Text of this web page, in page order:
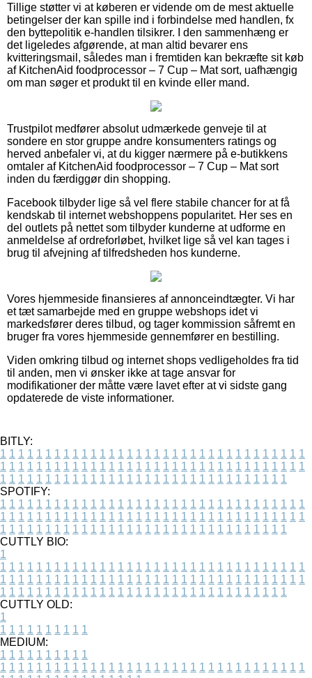
Tillige støtter vi at køberen er vidende om de mest aktuelle
betingelser der kan spille ind i forbindelse med handlen, fx
den byttepolitik e-handlen tilsikrer. I den sammenhæng er
det ligeledes afgørende, at man altid bevarer ens
kvitteringsmail, således man i fremtiden kan bekræfte sit køb
af KitchenAid foodprocessor – 7 Cup – Mat sort, uafhængig
om man søger et produkt til en kvinde eller mand.
Trustpilot medfører absolut udmærkede genveje til at
sondere en stor gruppe andre konsumenters ratings og
herved anbefaler vi, at du kigger nærmere på e-butikkens
omtaler af KitchenAid foodprocessor – 7 Cup – Mat sort
inden du færdiggør din shopping.
Facebook tilbyder lige så vel flere stabile chancer for at få
kendskab til internet webshoppens popularitet. Her ses en
del outlets på nettet som tilbyder kunderne at udforme en
anmeldelse af ordreforløbet, hvilket lige så vel kan tages i
brug til afvejning af tilfredsheden hos kunderne.
Vores hjemmeside finansieres af annonceindtægter. Vi har
et tæt samarbejde med en gruppe webshops idet vi
markedsfører deres tilbud, og tager kommission såfremt en
bruger fra vores hjemmeside gennemfører en bestilling.
Viden omkring tilbud og internet shops vedligeholdes fra tid
til anden, men vi ønsker ikke at tage ansvar for
modifikationer der måtte være lavet efter at vi sidste gang
opdaterede de viste informationer.
BITLY:
1 1 1 1 1 1 1 1 1 1 1 1 1 1 1 1 1 1 1 1 1 1 1 1 1 1 1 1 1 1 1 1 1 1
1 1 1 1 1 1 1 1 1 1 1 1 1 1 1 1 1 1 1 1 1 1 1 1 1 1 1 1 1 1 1 1 1 1
1 1 1 1 1 1 1 1 1 1 1 1 1 1 1 1 1 1 1 1 1 1 1 1 1 1 1 1 1 1 1 1
SPOTIFY:
1 1 1 1 1 1 1 1 1 1 1 1 1 1 1 1 1 1 1 1 1 1 1 1 1 1 1 1 1 1 1 1 1 1
1 1 1 1 1 1 1 1 1 1 1 1 1 1 1 1 1 1 1 1 1 1 1 1 1 1 1 1 1 1 1 1 1 1
1 1 1 1 1 1 1 1 1 1 1 1 1 1 1 1 1 1 1 1 1 1 1 1 1 1 1 1 1 1 1 1
CUTTLY BIO:
1
1 1 1 1 1 1 1 1 1 1 1 1 1 1 1 1 1 1 1 1 1 1 1 1 1 1 1 1 1 1 1 1 1 1
1 1 1 1 1 1 1 1 1 1 1 1 1 1 1 1 1 1 1 1 1 1 1 1 1 1 1 1 1 1 1 1 1 1
1 1 1 1 1 1 1 1 1 1 1 1 1 1 1 1 1 1 1 1 1 1 1 1 1 1 1 1 1 1 1 1
CUTTLY OLD:
1
1 1 1 1 1 1 1 1 1 1
MEDIUM:
1 1 1 1 1 1 1 1 1 1
1 1 1 1 1 1 1 1 1 1 1 1 1 1 1 1 1 1 1 1 1 1 1 1 1 1 1 1 1 1 1 1 1 1